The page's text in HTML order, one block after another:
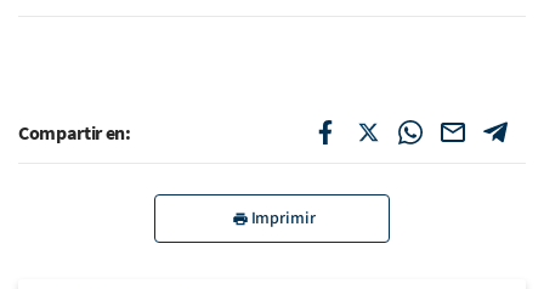
Compartir en:
Imprimir